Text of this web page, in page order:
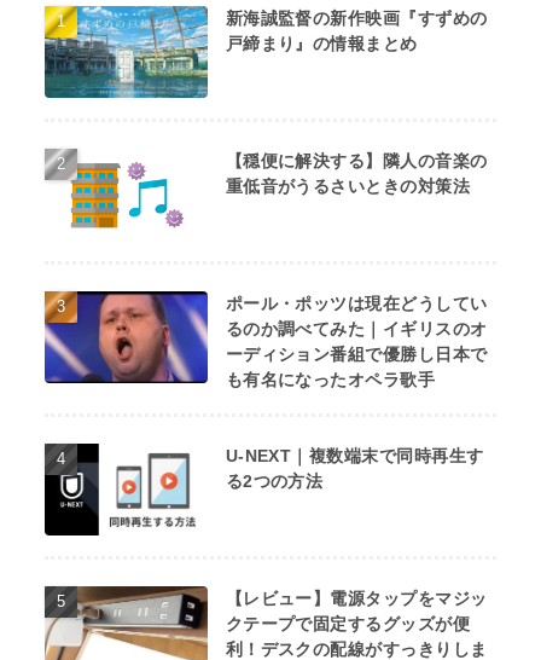
新海誠監督の新作映画『すずめの
戸締まり』の情報まとめ
【穏便に解決する】隣人の音楽の
重低音がうるさいときの対策法
ポール・ポッツは現在どうしてい
るのか調べてみた｜イギリスのオ
ーディション番組で優勝し日本で
も有名になったオペラ歌手
U-NEXT｜複数端末で同時再生す
る2つの方法
【レビュー】電源タップをマジッ
クテープで固定するグッズが便
利！デスクの配線がすっきりしま